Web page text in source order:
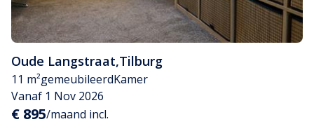
Oude Langstraat,Tilburg
11 m²gemeubileerdKamer
Vanaf 1 Nov 2026
€ 895/maand incl.